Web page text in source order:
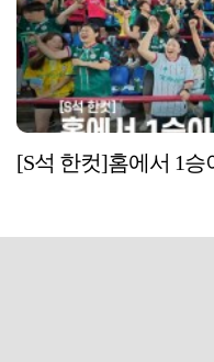
[S석 한컷]홈에서 1